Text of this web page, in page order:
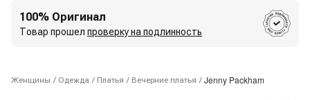
100% Оригинал
Товар прошел проверку на подлинность
Женщины / Одежда / Платья / Вечерние платья / Jenny Packham